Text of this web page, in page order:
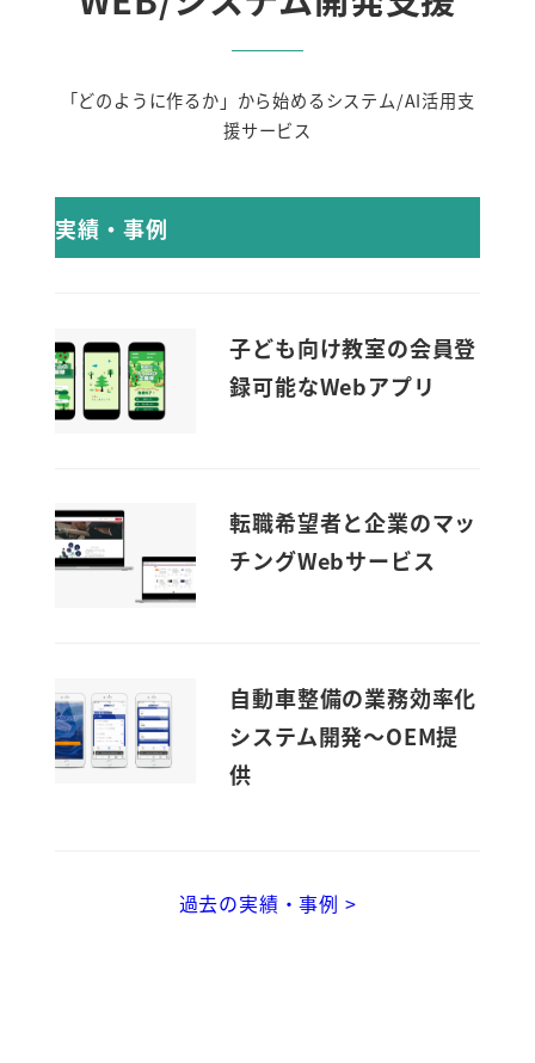
「どのように作るか」から始めるシステム/AI活用支
援サービス
実績・事例
子ども向け教室の会員登
録可能なWebアプリ
転職希望者と企業のマッ
チングWebサービス
自動車整備の業務効率化
システム開発～OEM提
供
過去の実績・事例 >